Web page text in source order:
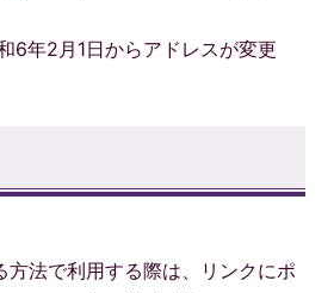
6年2月1日からアドレスが変更
法で利用する際は、リンクにポ